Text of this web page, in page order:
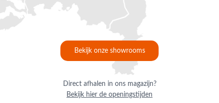
verkoopadviseurs voorzien je graag van een deskundig advies
op maat.
Waarom kopen bij Van der Garde
tuinmeubelen?
✔ Persoonlijk advies van specialisten
Bekijk onze showrooms
Direct afhalen in ons magazijn?
Bekijk hier de openingstijden